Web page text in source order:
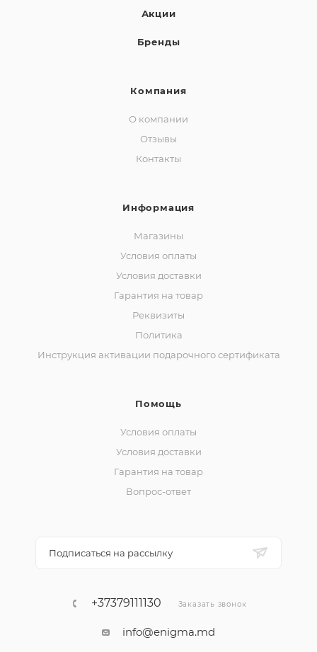
Акции
Бренды
Компания
О компании
Отзывы
Контакты
Информация
Магазины
Условия оплаты
Условия доставки
Гарантия на товар
Реквизиты
Политика
Инструкция активации подарочного сертификата
Помощь
Условия оплаты
Условия доставки
Гарантия на товар
Вопрос-ответ
Подписаться на рассылку
+37379111130 Заказать звонок
info@enigma.md